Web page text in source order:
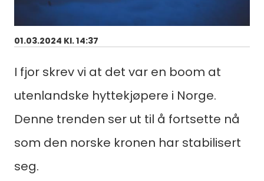
01.03.2024 Kl. 14:37
I fjor skrev vi at det var en boom at
utenlandske hyttekjøpere i Norge.
Denne trenden ser ut til å fortsette nå
som den norske kronen har stabilisert
seg.